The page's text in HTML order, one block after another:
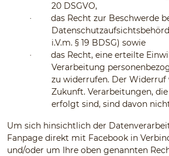
20 DSGVO,
·
das Recht zur Beschwerde
i.V.m. § 19 BDSG) sowie
·
das Recht, eine erteilte
Verarbeitung
zu widerrufen. Der
Zukunft. Verarbeitungen,
erfolgt sind, sind davon
Um sich hinsichtlich der
Fanpage direkt mit Facebook in
und/oder um Ihre oben genannten